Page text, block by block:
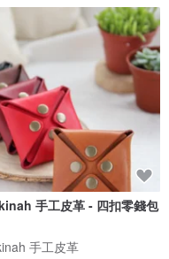
手工皮革 - 四扣零錢包
手工皮革